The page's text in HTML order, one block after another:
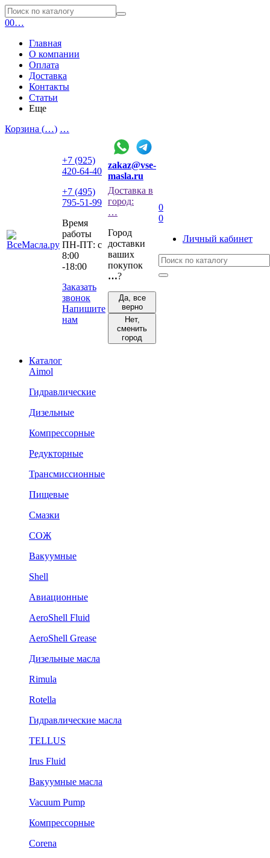
00…
Главная
О компании
Оплата
Доставка
Контакты
Статьи
Еще
Корзина (…) …
+7 (925)
420-64-40
+7 (495)
795-51-99
Время
работы
ПН-ПТ: с
8:00
-18:00
Заказать
звонок
Напишите
нам
zakaz@vse-
masla.ru
Доставка в
город:
…
Город
доставки
ваших
покупок
…?
Да, все
верно
Нет,
сменить
город
0
0
Личный кабинет
Каталог
Aimol
Гидравлические
Дизельные
Компрессорные
Редукторные
Трансмиссионные
Пищевые
Смазки
СОЖ
Вакуумные
Shell
Авиационные
AeroShell Fluid
AeroShell Grease
Дизельные масла
Rimula
Rotella
Гидравлические масла
TELLUS
Irus Fluid
Вакуумные масла
Vacuum Pump
Компрессорные
Corena